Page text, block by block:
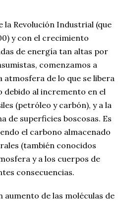
la Revolución Industrial (que
y con el crecimiento
de energía tan altas por
comenzamos a
atmosfera de lo que se libera
debido al incremento en el
(petróleo y carbón), y a la
de superficies boscosas. Es
el carbono almacenado
(también conocidos
y a los cuerpos de
consecuencias.
aumento de las moléculas de